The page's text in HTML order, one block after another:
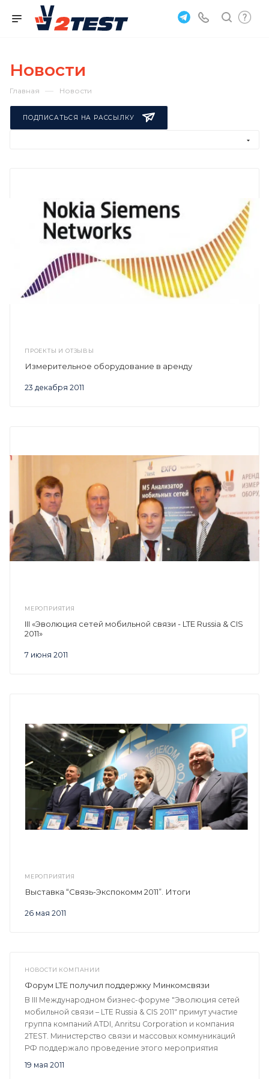
Новости
Главная — Новости
ПОДПИСАТЬСЯ НА РАССЫЛКУ
ПРОЕКТЫ И ОТЗЫВЫ
23 декабря 2011
Измерительное оборудование в аренду
МЕРОПРИЯТИЯ
7 июня 2011
III «Эволюция сетей мобильной связи - LTE Russia & CIS
2011»
МЕРОПРИЯТИЯ
26 мая 2011
Выставка “Связь-Экспокомм 2011”. Итоги
НОВОСТИ КОМПАНИИ
19 мая 2011
Форум LTE получил поддержку Минкомсвязи
В III Международном бизнес-форуме "Эволюция сетей
мобильной связи – LTE Russia & CIS 2011" примут участие
группа компаний ATDI, Anritsu Corporation и компания
2TEST. Министерство связи и массовых коммуникаций
РФ поддержало проведение этого мероприятия